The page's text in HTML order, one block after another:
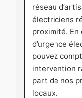
réseau
électriciens
proximité. En
d’urgence
pouvez
intervention
part de nos
locaux.